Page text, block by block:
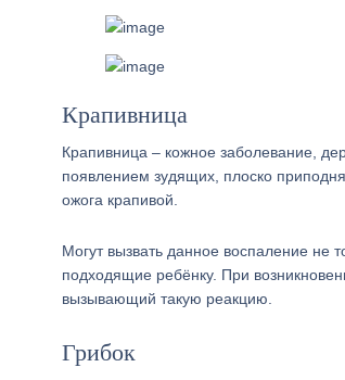
Крапивница
Крапивница – кожное заболевание,
появлением зудящих, плоско
ожога крапивой.
Могут вызвать данное воспаление не
подходящие ребёнку. При
вызывающий такую реакцию.
Грибок